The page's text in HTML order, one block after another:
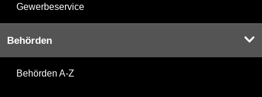
Gewerbeservice
Behörden
Behörden A-Z